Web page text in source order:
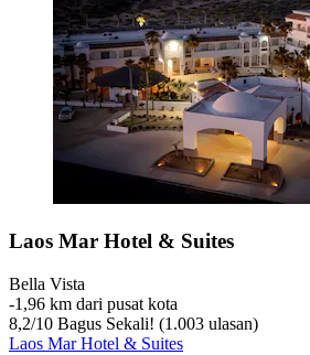
Laos Mar Hotel & Suites
Bella Vista
‐1,96 km dari pusat kota
8,2/10 Bagus Sekali! (1.003 ulasan)
Laos Mar Hotel & Suites